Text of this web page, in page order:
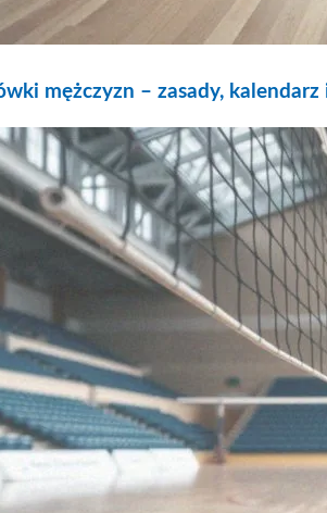
mężczyzn – zasady,